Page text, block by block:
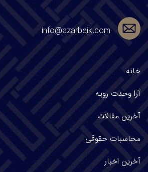
info@azarbeik.com
خانه
آرا وحدترویه
آخرین مقالات
محاسبات حقوقی
آخرین اخبار